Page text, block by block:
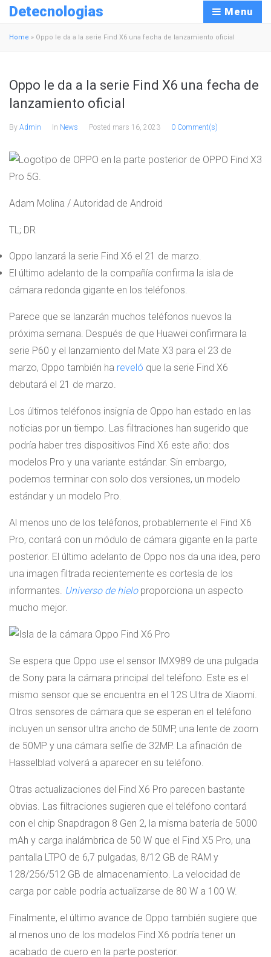
Detecnologias Menu
Home » Oppo le da a la serie Find X6 una fecha de lanzamiento oficial
Oppo le da a la serie Find X6 una fecha de
lanzamiento oficial
By Admin In News Posted mars 16, 2023 0 Comment(s)
Adam Molina / Autoridad de Android
TL; DR
Oppo lanzará la serie Find X6 el 21 de marzo.
El último adelanto de la compañía confirma la isla de
cámara redonda gigante en los teléfonos.
Parece que se lanzarán muchos teléfonos nuevos la
próxima semana. Después de que Huawei confirmara la
serie P60 y el lanzamiento del Mate X3 para el 23 de
marzo, Oppo también ha reveló que la serie Find X6
debutará el 21 de marzo.
Los últimos teléfonos insignia de Oppo han estado en las
noticias por un tiempo. Las filtraciones han sugerido que
podría haber tres dispositivos Find X6 este año: dos
modelos Pro y una variante estándar. Sin embargo,
podemos terminar con solo dos versiones, un modelo
estándar y un modelo Pro.
Al menos uno de los teléfonos, probablemente el Find X6
Pro, contará con un módulo de cámara gigante en la parte
posterior. El último adelanto de Oppo nos da una idea, pero
una imagen filtrada recientemente es cortesía de los
informantes. Universo de hieloproporciona un aspecto
mucho mejor.
Se espera que Oppo use el sensor IMX989 de una pulgada
de Sony para la cámara principal del teléfono. Este es el
mismo sensor que se encuentra en el 12S Ultra de Xiaomi.
Otros sensores de cámara que se esperan en el teléfono
incluyen un sensor ultra ancho de 50MP, una lente de zoom
de 50MP y una cámara selfie de 32MP. La afinación de
Hasselblad volverá a aparecer en su teléfono.
Otras actualizaciones del Find X6 Pro parecen bastante
obvias. Las filtraciones sugieren que el teléfono contará
con el chip Snapdragon 8 Gen 2, la misma batería de 5000
mAh y carga inalámbrica de 50 W que el Find X5 Pro, una
pantalla LTPO de 6,7 pulgadas, 8/12 GB de RAM y
128/256/512 GB de almacenamiento. La velocidad de
carga por cable podría actualizarse de 80 W a 100 W.
Finalmente, el último avance de Oppo también sugiere que
al menos uno de los modelos Find X6 podría tener un
acabado de cuero en la parte posterior.